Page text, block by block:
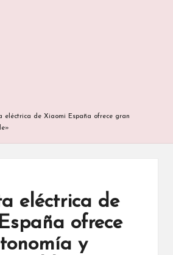
eléctrica de Xiaomi España ofrece gran
eléctrica de
ofrece
y